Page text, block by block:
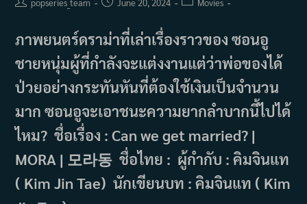
popseries_team June 20, 2024 Movies
ภาพยนตร์ดราม่าที่เล่าเรื่องราวของ ซอนอู
ชายหนุ่มผู้ที่กำลังจะแต่งงานแต่ว่าพ่อของได้
ป่วยอย่างกระทันหันที่ต้องใช้เงินเป็นจำนวน
มาก ซอนอูจะเอาชนะความยากลำบากนี้ไปได้
ไหม? ชื่อเรื่อง : Can we get married? |
MORA | 모라동 ชื่อไทย : ผู้กำกับ : คิมจินแท
( Kim Jin Tae) นักเขียนบท : คิมจินแท ( Kim